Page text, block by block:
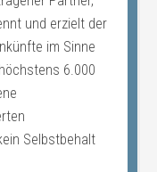
und erzielt der
im Sinne
6.000
Selbstbehalt